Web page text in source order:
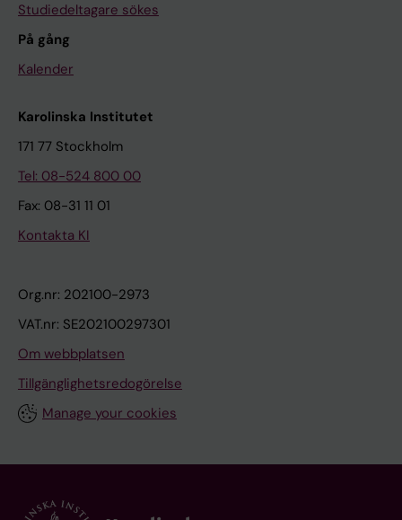
Studiedeltagare sökes
På gång
Kalender
Karolinska Institutet
171 77 Stockholm
Tel: 08-524 800 00
Fax: 08-31 11 01
Kontakta KI
Org.nr: 202100-2973
VAT.nr: SE202100297301
Om webbplatsen
Tillgänglighetsredogörelse
Manage your cookies